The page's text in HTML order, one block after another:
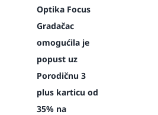
Optika Focus
Gradačac
omogućila je
popust uz
Porodičnu 3
plus karticu od
35% na